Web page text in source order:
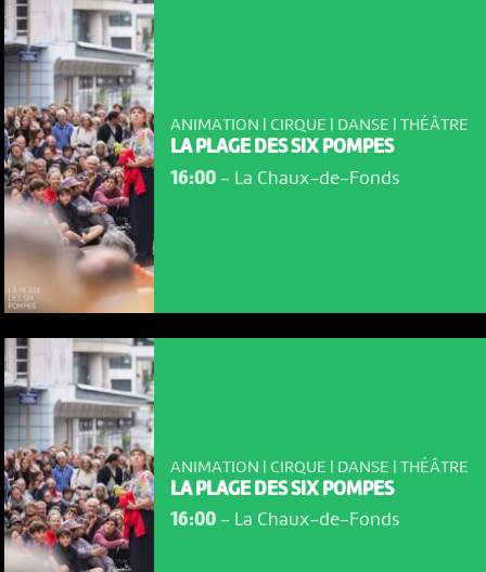
ANIMATION | CIRQUE | DANSE | THÉÂTRE
LA PLAGE DES SIX POMPES
16:00- La Chaux-de-Fonds
ANIMATION | CIRQUE | DANSE | THÉÂTRE
LA PLAGE DES SIX POMPES
16:00- La Chaux-de-Fonds